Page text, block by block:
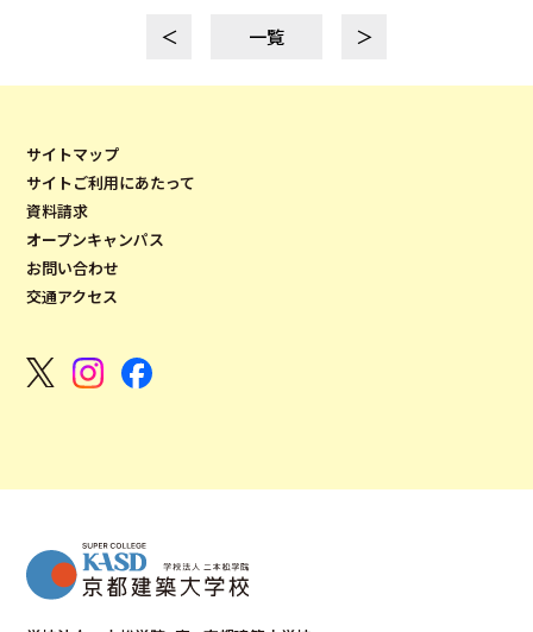
＜ 一覧 ＞
サイトマップ
サイトご利用にあたって
資料請求
オープンキャンパス
お問い合わせ
交通アクセス